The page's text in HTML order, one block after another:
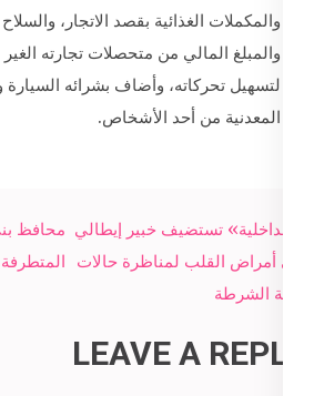
والمكملات الغذائية بقصد الاتجار،
والمبلغ المالي من متحصلات تجارته
لتسهيل تحركاته، وأضاف بشرائه السيارة
المعدنية من أحد الأشخاص.
Post
navigation
محافظ «الداخلية» تستضيف خبير إيطالي
في أمراض القلب لمناظرة حالات
هيئة الشرطة
LEAVE A REPLY